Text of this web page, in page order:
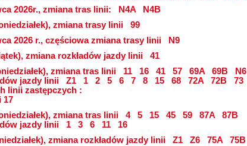
2026r., zmiana tras linii:
N4A
N4B
zmiana trasy linii
99
2026 r., częściowa zmiana trasy linii
N9
zmiana rozkładów jazdy linii
41
zmiana tras linii
11 16 41 57 69A 69B
N6
jazdy linii
Z1 1 2 5 6 7 8 15 68 72A 72B 73
linii zastępczych :
17
zmiana tras linii
4 5 15 45 59 87A
87B
jazdy linii
1 3 6 11
16
zmiana rozkładów jazdy linii
Z1 Z6 75A
75B